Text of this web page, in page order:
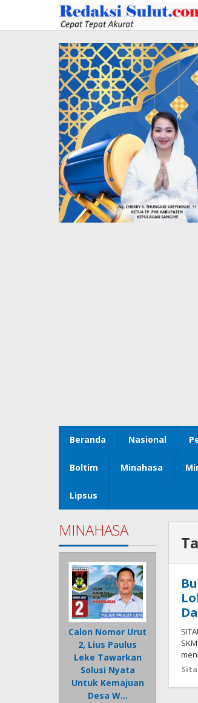
konten
Beranda Nasional
Boltim Minahasa
Lipsus
MINAHASA
Calon Nomor Urut
2, Lius Paulus
Leke Tawarkan
Solusi Nyata
Untuk Kemajuan
Desa W…